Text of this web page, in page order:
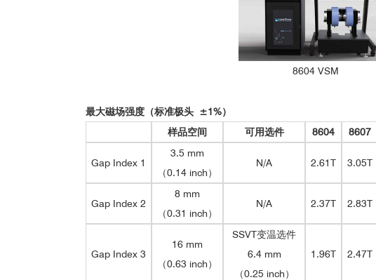
8604 VSM
最大磁场强度（标准极头 ±1%）
样品空间
可用选件 8604 8607
Gap Index 1
3.5 mm
（0.14 inch）
N/A 2.61T 3.05T
Gap Index 2
8 mm
（0.31 inch）
N/A 2.37T 2.83T
Gap Index 3
16 mm
（0.63 inch）
SSVT变温选件
6.4 mm
（0.25 inch）
1.96T 2.47T
SSVT一体化变温选件：
温度范围：77 K, 100 - 950 K
温度稳定性：0.1 K RMS
温度分辨率：0.001 K
变温速率：最大可达8T/min
降温时间：室温降到100 K需40分钟
preventive conservation of the Palatine Hill archaeological site in
100ms/point